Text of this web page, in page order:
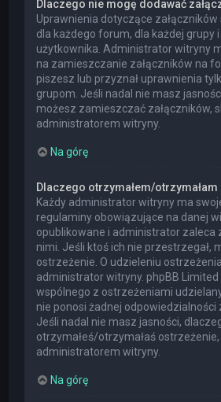
Dlaczego nie mogę dodawać
Uprawnienia dotyczące
dla każdego forum, dla każdej grupy
użytkownika. Administrator witryny
na zamieszczanie załączników na
piszesz lub przyznał uprawnienia
grupom. Jeśli nadal nie masz
możesz zamieszczać załączników,
administratorem witryny.
Na górę
Dlaczego otrzymałem/
Każdy administrator witryny ma
regulaminy obowiązujące na danej
opublikowane i administrator zaleca
nimi. Jeśli ktoś ich nie przestrzegał,
ostrzeżenie. O udzieleniu
administrator witryny. phpBB Limited
wspólnego z ostrzeżeniami
nie ponosi żadnej odpowiedzialności
Jeśli nadal nie masz jasności,
otrzymałeś/otrzymałaś
administratorem witryny.
Na górę